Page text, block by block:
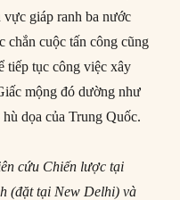
vực giáp ranh ba nước
cuộc tấn công cũng
tiếp tục công việc xây
mộng đó dường như
dọa của Trung Quốc.
cứu Chiến lược tại
(đặt tại New Delhi) và